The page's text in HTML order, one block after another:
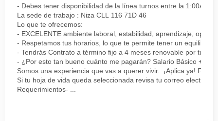
- Debes tener disponibilidad de la línea turnos entre la 1:00AM
La sede de trabajo : Niza CLL 116 71D 46
Lo que te ofrecemos:
- EXCELENTE ambiente laboral, estabilidad, aprendizaje,
- Respetamos tus horarios, lo que te permite tener un equilibrio
- Tendrás Contrato a término fijo a 4 meses renovable por tu
- ¿Por esto tan bueno cuánto me pagarán? Salario Básico +
Somos una experiencia que vas a querer vivir. ¡Aplica ya!
Si tu hoja de vida queda seleccionada revisa tu correo
Requerimientos- ...